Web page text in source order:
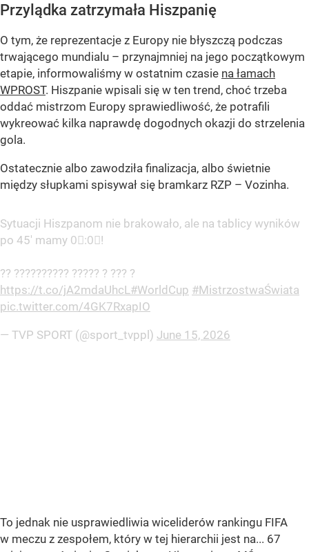
Przylądka zatrzymała Hiszpanię
O tym, że reprezentacje z Europy nie błyszczą podczas
trwającego mundialu – przynajmniej na jego początkowym
etapie, informowaliśmy w ostatnim czasie na łamach
WPROST. Hiszpanie wpisali się w ten trend, choć trzeba
oddać mistrzom Europy sprawiedliwość, że potrafili
wykreować kilka naprawdę dogodnych okazji do strzelenia
gola.
Ostatecznie albo zawodziła finalizacja, albo świetnie
między słupkami spisywał się bramkarz RZP – Vozinha.
Sytuacji Hiszpanom nie brakowało, ale na tablicy wyników
po 45' mamy 0⃣:0⃣!
?? ?????????? ????? ? ??? ?
https://t.co/jA2mdaUhcL#WorldCup #MistrzostwaŚwiata
pic.twitter.com/4GK7RxapIO
— TVP SPORT (@sport_tvppl) June 15, 2026
To jednak nie usprawiedliwia wiceliderów rankingu FIFA
w meczu z zespołem, który w tej hierarchii jest na... 67